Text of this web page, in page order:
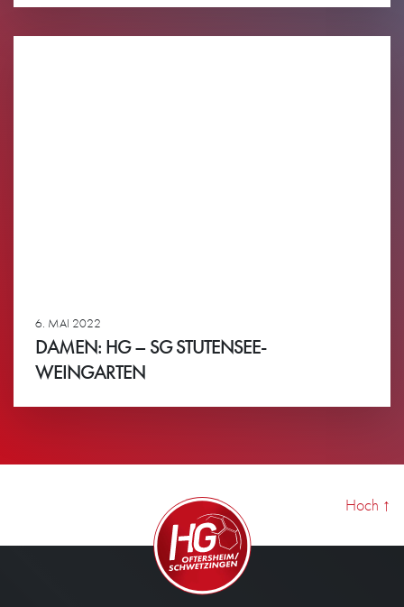
6. MAI 2022
DAMEN: HG – SG STUTENSEE-
WEINGARTEN
Hoch ↑